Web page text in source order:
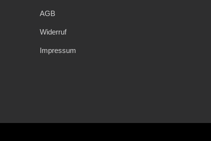
AGB
Widerruf
Impressum